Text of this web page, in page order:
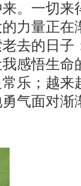
。一切来
力量正在
去的日子
感悟生命
乐；越来
气面对渐